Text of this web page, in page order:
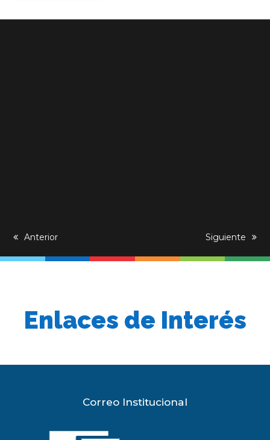
previous
Anterior
next
Siguiente
Enlaces de Interés
Correo Institucional